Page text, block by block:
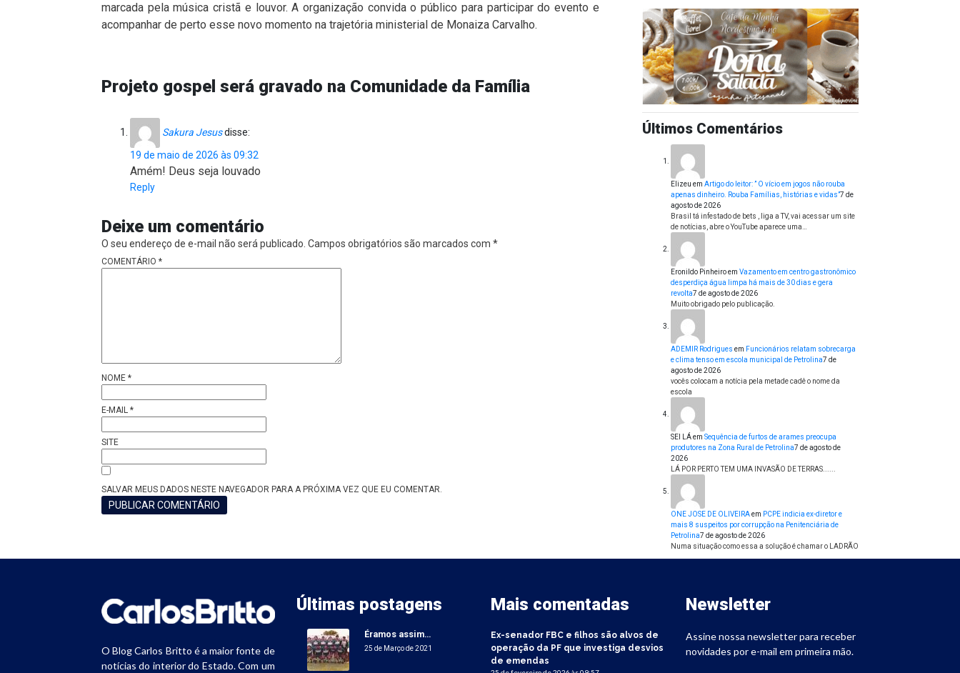
marcada pela música cristã e louvor. A organização convida o público para participar do evento e
acompanhar de perto esse novo momento na trajetória ministerial de Monaiza Carvalho.
Projeto gospel será gravado na Comunidade da Família
Sakura Jesusdisse:
19 de maio de 2026 às 09:32
Amém! Deus seja louvado
Reply
Deixe um comentário
O seu endereço de e-mail não será publicado. Campos obrigatórios são marcados com *
COMENTÁRIO *
NOME *
E-MAIL *
SITE
SALVAR MEUS DADOS NESTE NAVEGADOR PARA A PRÓXIMA VEZ QUE EU COMENTAR.
Últimos Comentários
Elizeu em Artigo do leitor: ” O vício em jogos não rouba
apenas dinheiro. Rouba Famílias, histórias e vidas”7 de
agosto de 2026
Brasil tá infestado de bets , liga a TV, vai acessar um site
de notícias, abre o YouTube aparece uma…
Eronildo Pinheiroem Vazamento em centro gastronômico
desperdiça água limpa há mais de 30 dias e gera
revolta7 de agosto de 2026
Muito obrigado pelo publicação.
ADEMIR Rodrigues em Funcionários relatam sobrecarga
e clima tenso em escola municipal de Petrolina7 de
agosto de 2026
vocês colocam a notícia pela metade cadê o nome da
escola
SEI LÁem Sequência de furtos de arames preocupa
produtores na Zona Rural de Petrolina7 de agosto de
2026
LÁ POR PERTO TEM UMA INVASÃO DE TERRAS......
ONE JOSE DE OLIVEIRAem PCPE indicia ex-diretor e
mais 8 suspeitos por corrupção na Penitenciária de
Petrolina7 de agosto de 2026
Numa situação como essa a solução é chamar o LADRÃO
O Blog Carlos Britto é a maior fonte de
notícias do interior do Estado. Com um
Últimas postagens
Éramos assim…
25 de Março de 2021
Mais comentadas
Ex-senador FBC e filhos são alvos de
operação da PF que investiga desvios
de emendas
Newsletter
Assine nossa newsletter para receber
novidades por e-mail em primeira mão.